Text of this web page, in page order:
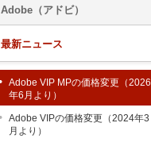
Adobe（アドビ）
最新ニュース
Adobe VIP MPの価格変更（2026
年6月より）
Adobe VIPの価格変更（2024年3
月より）